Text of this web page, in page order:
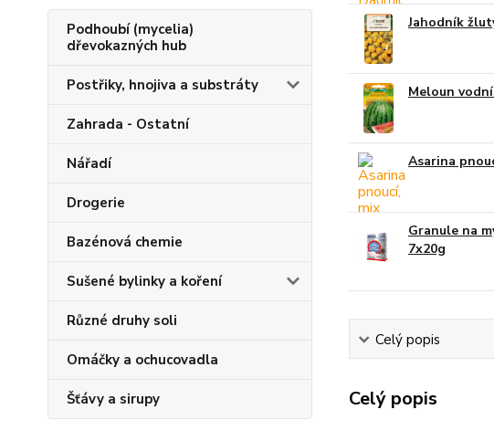
Podhoubí (mycelia)
dřevokazných hub
Postřiky, hnojiva a substráty
Zahrada - Ostatní
Nářadí
Drogerie
Bazénová chemie
Sušené bylinky a koření
Různé druhy soli
Omáčky a ochucovadla
Šťávy a sirupy
Jahodník
Meloun
Asarina
Granule na
7x20g
Celý popis
Celý popis